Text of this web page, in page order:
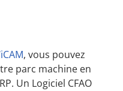
, vous pouvez
parc machine en
Un Logiciel CFAO